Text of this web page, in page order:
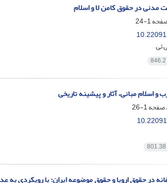
مدنی در حقوق کامن لا و اسلام
1-24
ئی
اسلام مبانی، آثار و پیشینه تاریخی
1-26
در حقوق اروپا و حقوق موضوعه ایران: با رویکردی به